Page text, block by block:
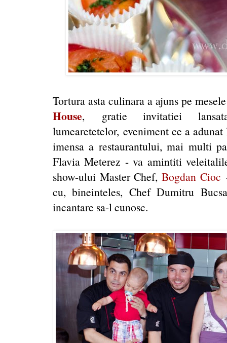
Tortura asta culinara a ajuns pe
House, gratie invitatiei
lumearetetelor, eveniment ce a
imensa a restaurantului, mai multi
Flavia Meterez - va amintiti
show-ului Master Chef,Bogdan Cioc
cu, bineinteles, Chef Dumitru
incantare sa-l cunosc.